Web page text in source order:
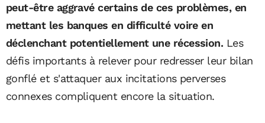
peut-être aggravé certains de ces problèmes, en
mettant les banques en difficulté voire en
déclenchant potentiellement une récession. Les
défis importants à relever pour redresser leur bilan
gonflé et s'attaquer aux incitations perverses
connexes compliquent encore la situation.